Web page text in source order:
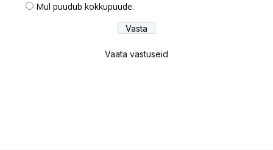
Mul puudub kokkupuude.
Vaata vastuseid